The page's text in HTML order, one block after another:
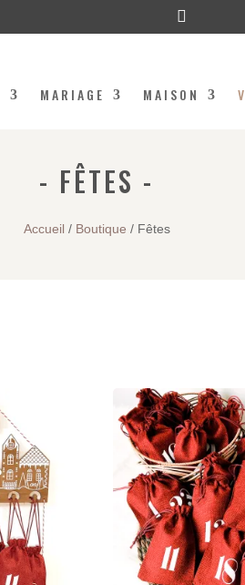

MARIAGE MAISON
- FÊTES -
Accueil / Boutique / Fêtes